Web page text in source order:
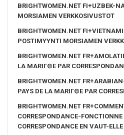
BRIGHTWOMEN.NET FI+UZBEK-
MORSIAMEN VERKKOSIVUSTOT
BRIGHTWOMEN.NET
POSTIMYYNTI MORSIAMEN
BRIGHTWOMEN.NET
LA MARIГ©E PAR
BRIGHTWOMEN.NET
PAYS DE LA MARIГ©E PAR
BRIGHTWOMEN.NET
CORRESPONDANCE-
CORRESPONDANCE EN VAUT-